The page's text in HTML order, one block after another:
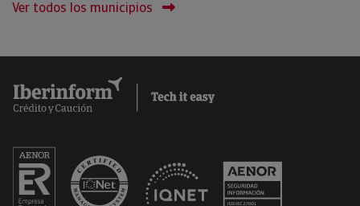
Ver todos los municipios